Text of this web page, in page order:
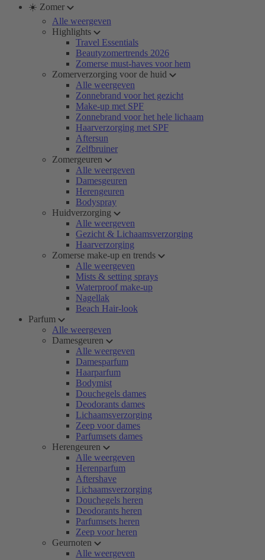
☀️ Zomer
Alle weergeven
Highlights
Travel Essentials
Beautyzomertrends 2026
Zomerse must-haves voor hem
Zomerverzorging voor de huid
Alle weergeven
Zonnebrand voor het gezicht
Make-up met SPF
Zonnebrand voor het hele lichaam
Haarverzorging met SPF
Aftersun
Zelfbruiner
Zomergeuren
Alle weergeven
Damesgeuren
Herengeuren
Bodyspray
Huidverzorging
Alle weergeven
Gezicht & Lichaamsverzorging
Haarverzorging
Zomerse make-up en trends
Alle weergeven
Mists & setting sprays
Waterproof make-up
Nagellak
Beach Hair-look
Parfum
Alle weergeven
Damesgeuren
Alle weergeven
Damesparfum
Haarparfum
Bodymist
Douchegels dames
Deodorants dames
Lichaamsverzorging
Zeep voor dames
Parfumsets dames
Herengeuren
Alle weergeven
Herenparfum
Aftershave
Lichaamsverzorging
Douchegels heren
Deodorants heren
Parfumsets heren
Zeep voor heren
Geurnoten
Alle weergeven